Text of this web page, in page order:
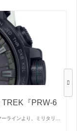
TREK『PRW-6
ラインより、ミリタリ…